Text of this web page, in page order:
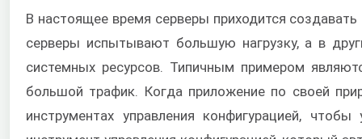
В настоящее время серверы приходится
серверы испытывают большую нагрузку, а в
системных ресурсов. Типичным примером
большой трафик. Когда приложение по своей
инструментах управления конфигурацией,